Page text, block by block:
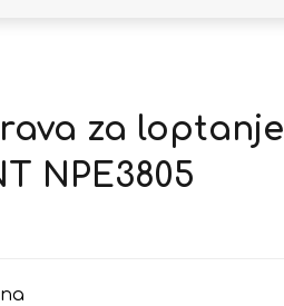
za loptanje
NPE3805